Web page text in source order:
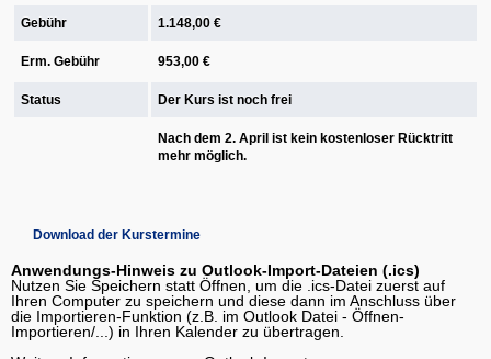
Gebühr 1.148,00 €
Erm. Gebühr 953,00 €
Status Der Kurs ist noch frei
Nach dem 2. April ist kein kostenloser Rücktritt
mehr möglich.
Download der Kurstermine
Anwendungs-Hinweis zu Outlook-Import-Dateien (.ics)
Nutzen Sie Speichern statt Öffnen, um die .ics-Datei zuerst auf
Ihren Computer zu speichern und diese dann im Anschluss über
die Importieren-Funktion (z.B. im Outlook Datei - Öffnen-
Importieren/...) in Ihren Kalender zu übertragen.